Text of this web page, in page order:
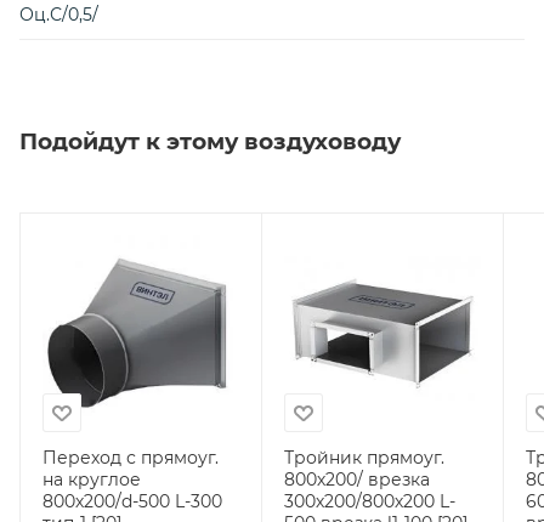
Оц.С/0,5/
Подойдут к этому воздуховоду
Переход с прямоуг.
на круглое
800х200/d-500 L-300
Тройник прямоуг.
800х200/ врезка
300х200/800х200 L-